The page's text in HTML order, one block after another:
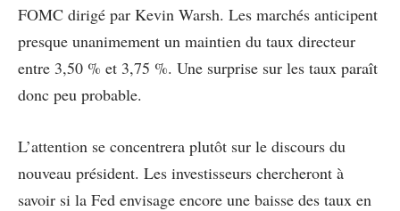
FOMC dirigé par Kevin Warsh. Les marchés anticipent
presque unanimement un maintien du taux directeur
entre 3,50 % et 3,75 %. Une surprise sur les taux paraît
donc peu probable.
L’attention se concentrera plutôt sur le discours du
nouveau président. Les investisseurs chercheront à
savoir si la Fed envisage encore une baisse des taux en